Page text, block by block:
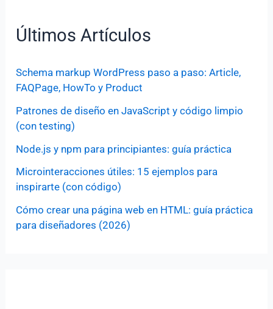
Últimos Artículos
Schema markup WordPress paso a paso: Article,
FAQPage, HowTo y Product
Patrones de diseño en JavaScript y código limpio
(con testing)
Node.js y npm para principiantes: guía práctica
Microinteracciones útiles: 15 ejemplos para
inspirarte (con código)
Cómo crear una página web en HTML: guía práctica
para diseñadores (2026)